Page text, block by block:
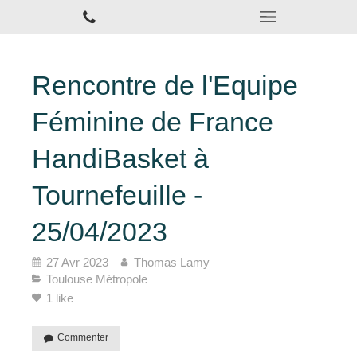
Rencontre de l'Equipe
Féminine de France
HandiBasket à
Tournefeuille -
25/04/2023
27 Avr 2023
Thomas Lamy
Toulouse Métropole
1 like
Commenter